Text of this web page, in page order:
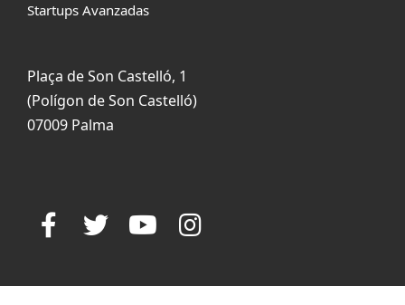
Startups Avanzadas
Plaça de Son Castelló, 1
(Polígon de Son Castelló)
07009 Palma